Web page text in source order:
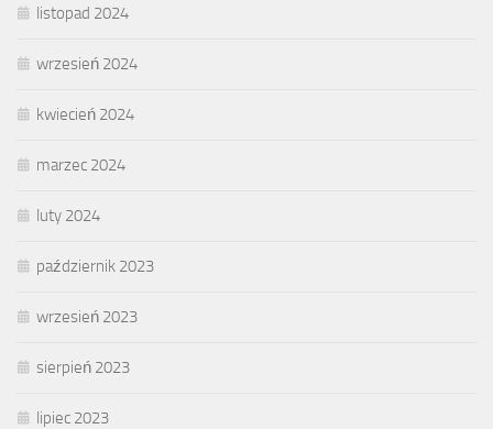
listopad 2024
wrzesień 2024
kwiecień 2024
marzec 2024
luty 2024
październik 2023
wrzesień 2023
sierpień 2023
lipiec 2023